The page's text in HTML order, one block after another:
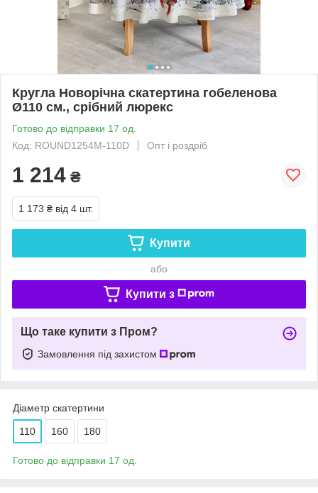
Кругла Новорічна скатертина гобеленова
Ø110 см., срібний люрекс
Готово до відправки 17 од.
Код: ROUND1254M-110D
Опт і роздріб
1 214 ₴
1 173 ₴ від 4 шт.
Купити
або
Купити з
Що таке купити з Пром?
Замовлення під захистом
Діаметр скатертини
110 160 180
Готово до відправки 17 од.